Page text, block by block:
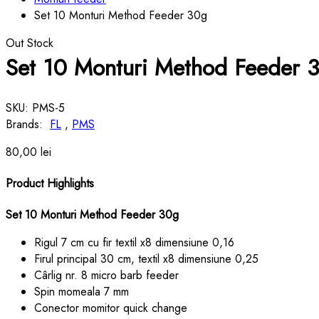
Set 10 Monturi Method Feeder 30g
Out Stock
Set 10 Monturi Method Feeder
SKU: PMS-5
Brands: FL , PMS
80,00 lei
Product Highlights
Set 10 Monturi Method Feeder 30g
Rigul 7 cm cu fir textil x8 dimensiune 0,16
Firul principal 30 cm, textil x8 dimensiune 0,25
Cârlig nr. 8 micro barb feeder
Spin momeala 7 mm
Conector momitor quick change